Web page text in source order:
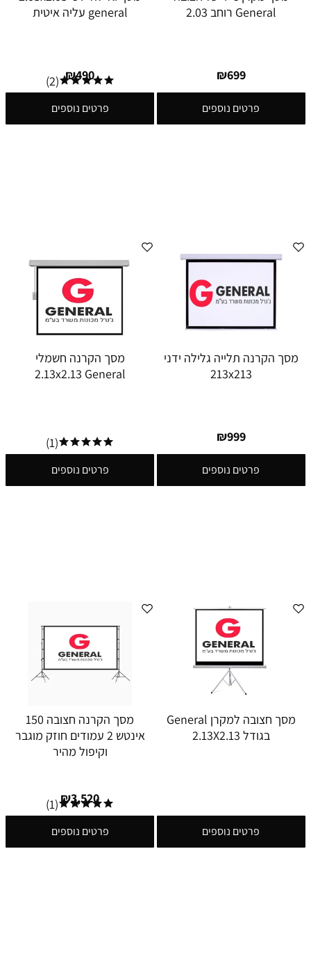
General רוחב 2.03
₪699
פרטים נוספים
general עליה איטית
₪490
(2)
פרטים נוספים
מסך הקרנה תלייה גלילה ידני
213x213
₪999
פרטים נוספים
מסך הקרנה חשמלי
2.13x2.13 General
(1)
פרטים נוספים
מסך חצובה למקרן General
בגודל 2.13X2.13
פרטים נוספים
מסך הקרנה חצובה 150
אינטש 2 עמודים חוזק מוגבר
וקיפול מהיר
₪3,520
(1)
פרטים נוספים